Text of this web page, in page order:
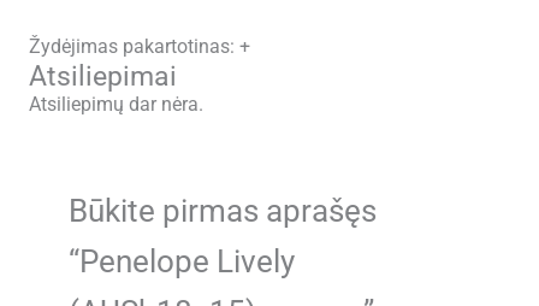
Žydėjimas pakartotinas: +
Atsiliepimai
Atsiliepimų dar nėra.
Būkite pirmas aprašęs
“Penelope Lively